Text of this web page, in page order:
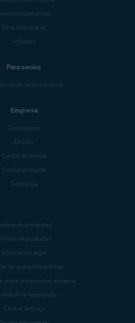
empresariales
Blog empresarial
Afiliados
Para socios
de telefonía móvil
Empresa
Contáctenos
Empleo
Centro de prensa
Confianza digital
Tecnología
de privacidad
de productos
Información legal
de una vulnerabilidad
sobre la esclavitud moderna
de la suscripción
Cookie Settings